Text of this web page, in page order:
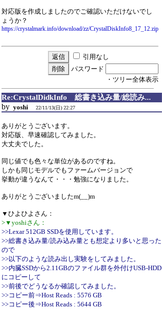
対応版を作成しましたのでご確認いただけないでし
ょうか？
https://crystalmark.info/download/zz/CrystalDiskInfo8_17_12.zip
引用なし
パスワード
・ツリー全体表示
Re:CrystalDidkInfo 総書き込み量/総読み...
by yoshi 22/11/13(日) 22:27
ありがとうございます。
対応版、早速確認してみました。
大丈夫でした。
同じ値でも色々な単位があるのですね。
しかも同じモデルでもファームバージョンで
挙動が違うなんて・・・勉強になりました。
ありがとうございましたm(__)m
▼ひよひよさん：
>▼yoshiさん：
>>Lexar 512GB SSDを使用しています。
>>総書き込み量/読み込み量とも想定より多いと思った
ので
>>以下のような読み出し実験をしてみました。
>>内臓SSDから2.11GBのファイル群を外付けUSB-HDD
にコピーして
>>前後でどうなるか確認してみました。
>>コピー前⇒Host Reads : 5576 GB
>>コピー後⇒Host Reads : 5644 GB